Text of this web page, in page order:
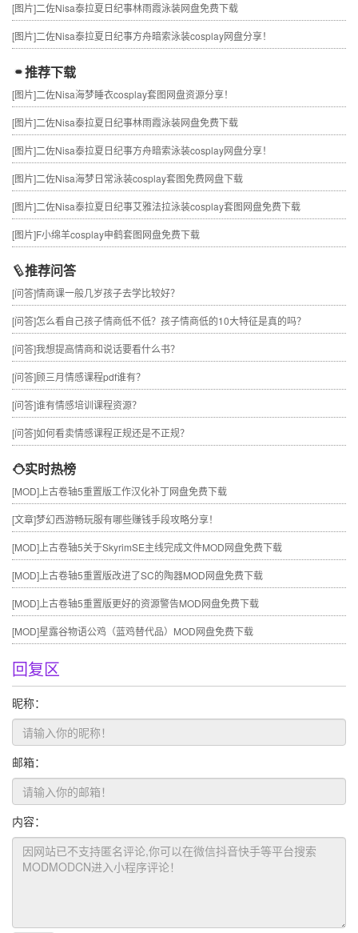
[图片]二佐Nisa泰拉夏日纪事林雨霞泳装网盘免费下载
[图片]二佐Nisa泰拉夏日纪事方舟暗索泳装cosplay网盘分享！
推荐下载
[图片]二佐Nisa海梦睡衣cosplay套图网盘资源分享！
[图片]二佐Nisa泰拉夏日纪事林雨霞泳装网盘免费下载
[图片]二佐Nisa泰拉夏日纪事方舟暗索泳装cosplay网盘分享！
[图片]二佐Nisa海梦日常泳装cosplay套图免费网盘下载
[图片]二佐Nisa泰拉夏日纪事艾雅法拉泳装cosplay套图网盘免费下载
[图片]F小绵羊cosplay申鹤套图网盘免费下载
推荐问答
[问答]情商课一般几岁孩子去学比较好？
[问答]怎么看自己孩子情商低不低？孩子情商低的10大特征是真的吗？
[问答]我想提高情商和说话要看什么书？
[问答]顾三月情感课程pdf谁有？
[问答]谁有情感培训课程资源？
[问答]如何看卖情感课程正规还是不正规？
实时热榜
[MOD] 上古卷轴5重置版工作汉化补丁网盘免费下载
[文章]梦幻西游畅玩服有哪些赚钱手段攻略分享！
[MOD] 上古卷轴5关于SkyrimSE主线完成文件MOD网盘免费下载
[MOD] 上古卷轴5重置版改进了SC的陶器MOD网盘免费下载
[MOD] 上古卷轴5重置版更好的资源警告MOD网盘免费下载
[MOD]星露谷物语公鸡（蓝鸡替代品）MOD网盘免费下载
回复区
昵称：
邮箱：
内容：